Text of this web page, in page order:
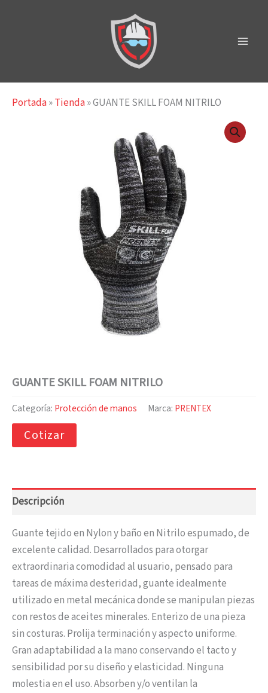
Portada»Tienda»GUANTE SKILL FOAM NITRILO
GUANTE SKILL FOAM NITRILO
Categoría: Protección de manos Marca: PRENTEX
Cotizar
Descripción
Guante tejido en Nylon y baño en Nitrilo espumado, de
excelente calidad. Desarrollados para otorgar
extraordinaria comodidad al usuario, pensado para
tareas de máxima desteridad, guante idealmente
utilizado en metal mecánica donde se manipulan piezas
con restos de aceites minerales. Enterizo de una pieza
sin costuras. Prolija terminación y aspecto uniforme.
Gran adaptabilidad a la mano conservando el tacto y
sensibilidad por su diseño y elasticidad. Ninguna
molestia en el uso. Absorben y/o ventilan la